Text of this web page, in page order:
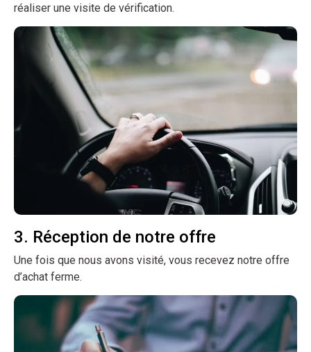
réaliser une visite de vérification.
3. Réception de notre offre
Une fois que nous avons visité, vous recevez notre offre
d’achat ferme.